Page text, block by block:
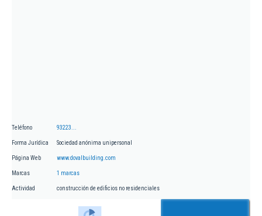
Teléfono 93223...
Forma Jurídica Sociedad anónima unipersonal
Página Web www.dovalbuilding.com
Marcas 1 marcas
Actividad construcción de edificios no residenciales